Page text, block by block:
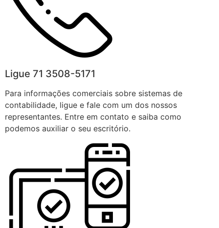
Ligue 71 3508-5171
Para informações comerciais sobre sistemas de
contabilidade, ligue e fale com um dos nossos
representantes. Entre em contato e saiba como
podemos auxiliar o seu escritório.